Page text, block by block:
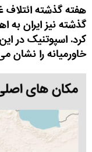
هفته گذشته ائتلاف
گذشته نیز ایران به
کرد. اسپوتنیک در
خاورمیانه را نشان